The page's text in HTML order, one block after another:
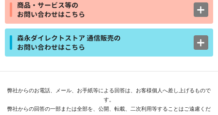
商品・サービス等の
お問い合わせはこちら
森永ダイレクトストア 通信販売の
お問い合わせはこちら
弊社からのお電話、メール、お手紙等による回答は、お客様個人へ差し上げるもので
す。
弊社からの回答の一部または全部を、公開、転載、二次利用等することはご遠慮くだ